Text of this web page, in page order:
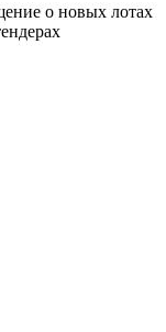
о новых лотах